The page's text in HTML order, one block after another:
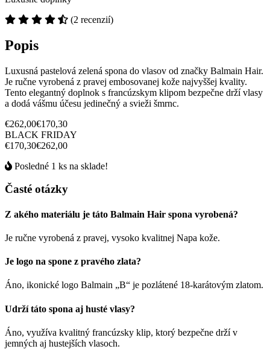
(2 recenzií)
Popis
Luxusná pastelová zelená spona do vlasov od značky Balmain Hair.
Je ručne vyrobená z pravej embosovanej kože najvyššej kvality.
Tento elegantný doplnok s francúzskym klipom bezpečne drží vlasy
a dodá vášmu účesu jedinečný a svieži šmrnc.
€262,00€170,30
BLACK FRIDAY
€170,30€262,00
Posledné 1 ks na sklade!
Časté otázky
Z akého materiálu je táto Balmain Hair spona vyrobená?
Je ručne vyrobená z pravej, vysoko kvalitnej Napa kože.
Je logo na spone z pravého zlata?
Áno, ikonické logo Balmain „B“ je pozlátené 18-karátovým zlatom.
Udrží táto spona aj husté vlasy?
Áno, využíva kvalitný francúzsky klip, ktorý bezpečne drží v
jemných aj hustejších vlasoch.